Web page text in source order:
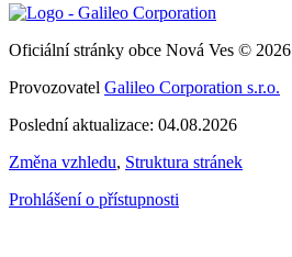
Oficiální stránky obce Nová Ves © 2026
Provozovatel Galileo Corporation s.r.o.
Poslední aktualizace: 04.08.2026
Změna vzhledu, Struktura stránek
Prohlášení o přístupnosti